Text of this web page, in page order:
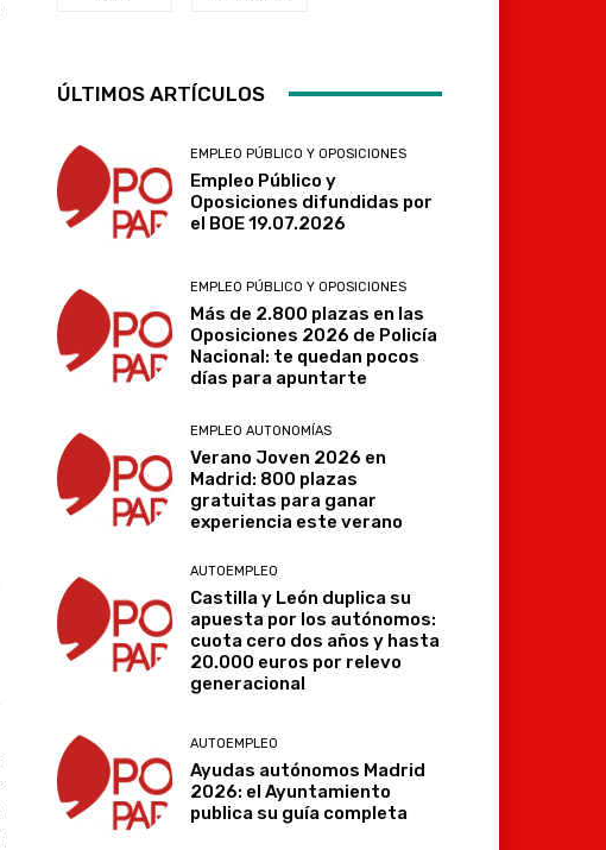
Telegram
Imprimir Telegram
ÚLTIMOS ARTÍCULOS
EMPLEO PÚBLICO Y OPOSICIONES
Empleo Público y
Oposiciones difundidas por
el BOE 19.07.2026
EMPLEO PÚBLICO Y OPOSICIONES
Más de 2.800 plazas en las
Oposiciones 2026 de Policía
Nacional: te quedan pocos
días para apuntarte
EMPLEO AUTONOMÍAS
Verano Joven 2026 en
Madrid: 800 plazas
gratuitas para ganar
experiencia este verano
AUTOEMPLEO
Castilla y León duplica su
apuesta por los autónomos:
cuota cero dos años y hasta
20.000 euros por relevo
generacional
AUTOEMPLEO
Ayudas autónomos Madrid
2026: el Ayuntamiento
publica su guía completa